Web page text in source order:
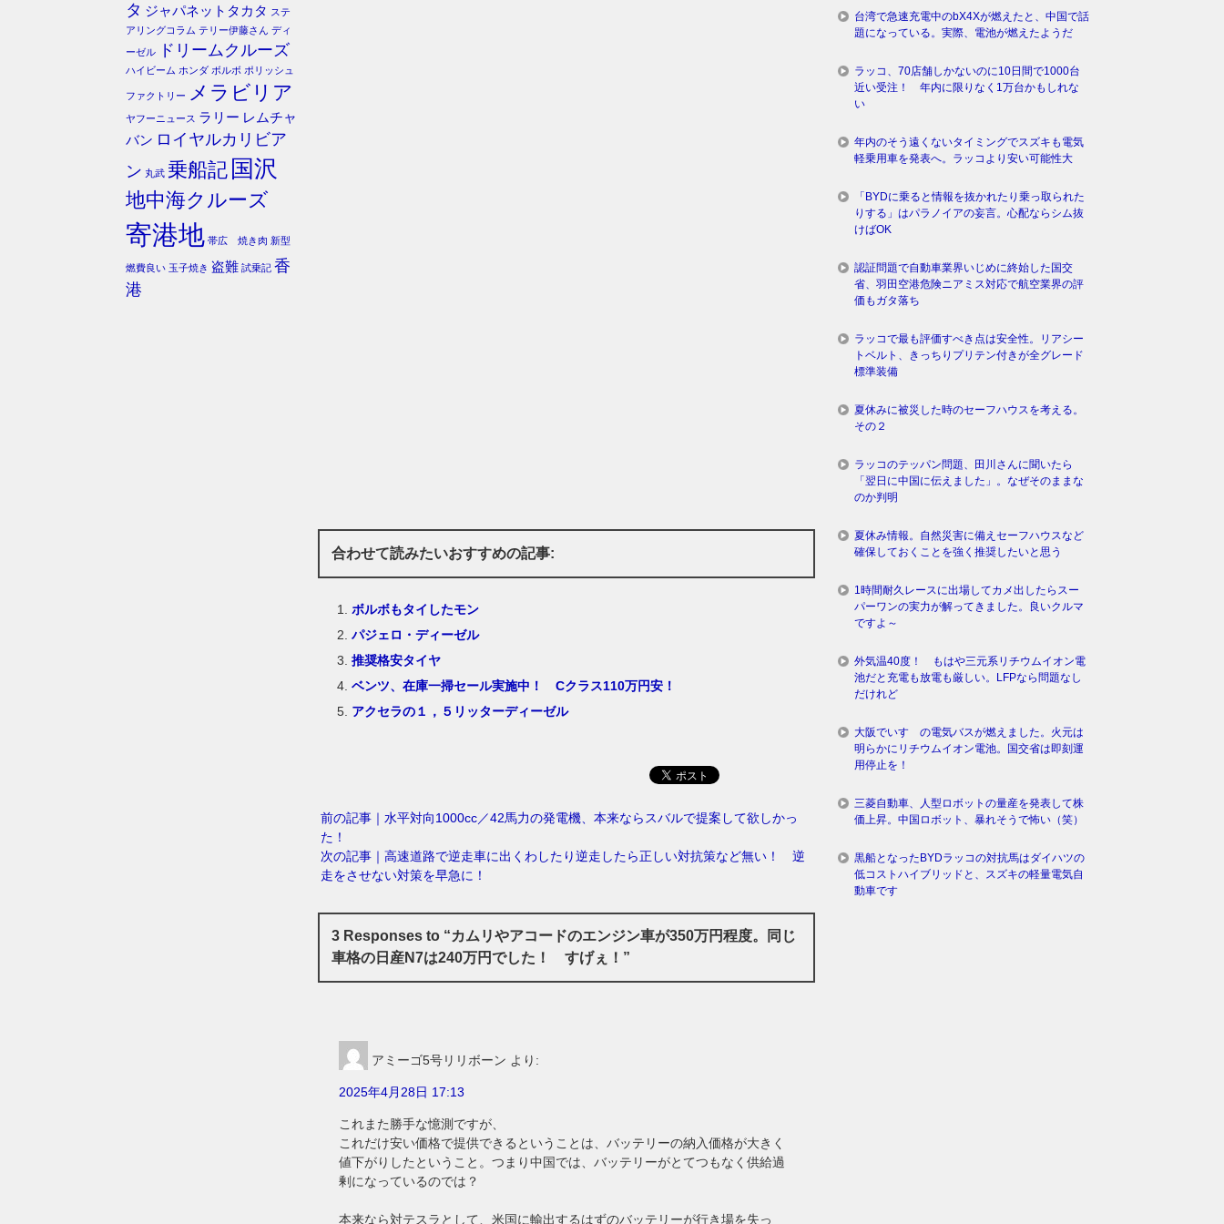
合わせて読みたいおすすめの記事:
ボルボもタイしたモン
パジェロ・ディーゼル
推奨格安タイヤ
ベンツ、在庫一掃セール実施中！ Cクラス110万円安！
アクセラの１，５リッターディーゼル
前の記事｜水平対向1000cc／42馬力の発電機、本来ならスバルで提案して欲しかっ
た！
次の記事｜高速道路で逆走車に出くわしたり逆走したら正しい対抗策など無い！ 逆
走をさせない対策を早急に！
3 Responses to “カムリやアコードのエンジン車が350万円程度。同じ
車格の日産N7は240万円でした！ すげぇ！”
アミーゴ5号リリボーン より:
2025年4月28日 17:13
これまた勝手な憶測ですが、
これだけ安い価格で提供できるということは、バッテリーの納入価格が大きく
値下がりしたということ。つまり中国では、バッテリーがとてつもなく供給過
剰になっているのでは？
本来なら対テスラとして、米国に輸出するはずのバッテリーが行き場を失っ
タ ジャパネットタカタ ステ
アリングコラム テリー伊藤さん ディ
ーゼル
ドリームクルーズ
ハイビーム ホンダ ボルボ ポリッシュ
ファクトリー メラビリア
ヤフーニュース ラリー レムチャ
バン ロイヤルカリビア
ン 丸武 乗船記 国沢
地中海クルーズ
寄港地 帯広 焼き肉 新型
燃費良い 玉子焼き 盗難 試乗記 香
港
台湾で急速充電中のbX4Xが燃えたと、中国で話
題になっている。実際、電池が燃えたようだ
ラッコ、70店舗しかないのに10日間で1000台
近い受注！ 年内に限りなく1万台かもしれな
い
年内のそう遠くないタイミングでスズキも電気
軽乗用車を発表へ。ラッコより安い可能性大
「BYDに乗ると情報を抜かれたり乗っ取られた
りする」はパラノイアの妄言。心配ならシム抜
けばOK
認証問題で自動車業界いじめに終始した国交
省、羽田空港危険ニアミス対応で航空業界の評
価もガタ落ち
ラッコで最も評価すべき点は安全性。リアシー
トベルト、きっちりプリテン付きが全グレード
標準装備
夏休みに被災した時のセーフハウスを考える。
その２
ラッコのテッパン問題、田川さんに聞いたら
「翌日に中国に伝えました」。なぜそのままな
のか判明
夏休み情報。自然災害に備えセーフハウスなど
確保しておくことを強く推奨したいと思う
1時間耐久レースに出場してカメ出したらスー
パーワンの実力が解ってきました。良いクルマ
ですよ～
外気温40度！ もはや三元系リチウムイオン電
池だと充電も放電も厳しい。LFPなら問題なし
だけれど
大阪でいすゞの電気バスが燃えました。火元は
明らかにリチウムイオン電池。国交省は即刻運
用停止を！
三菱自動車、人型ロボットの量産を発表して株
価上昇。中国ロボット、暴れそうで怖い（笑）
黒船となったBYDラッコの対抗馬はダイハツの
低コストハイブリッドと、スズキの軽量電気自
動車です